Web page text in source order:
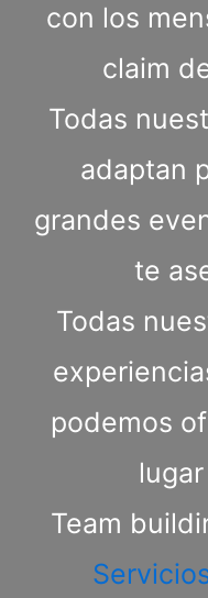
con los
claim
Todas
adaptan
grandes
te
Todas
podemos
Team